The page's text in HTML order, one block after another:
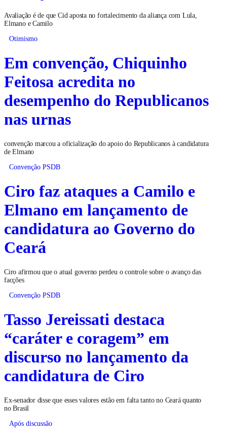
Avaliação é de que Cid aposta no fortalecimento da aliança com Lula,
Elmano e Camilo
Otimismo
Em convenção, Chiquinho
Feitosa acredita no
desempenho do Republicanos
nas urnas
convenção marcou a oficialização do apoio do Republicanos à candidatura
de Elmano
Convenção PSDB
Ciro faz ataques a Camilo e
Elmano em lançamento de
candidatura ao Governo do
Ceará
Ciro afirmou que o atual governo perdeu o controle sobre o avanço das
facções
Convenção PSDB
Tasso Jereissati destaca
“caráter e coragem” em
discurso no lançamento da
candidatura de Ciro
Ex-senador disse que esses valores estão em falta tanto no Ceará quanto
no Brasil
Após discussão